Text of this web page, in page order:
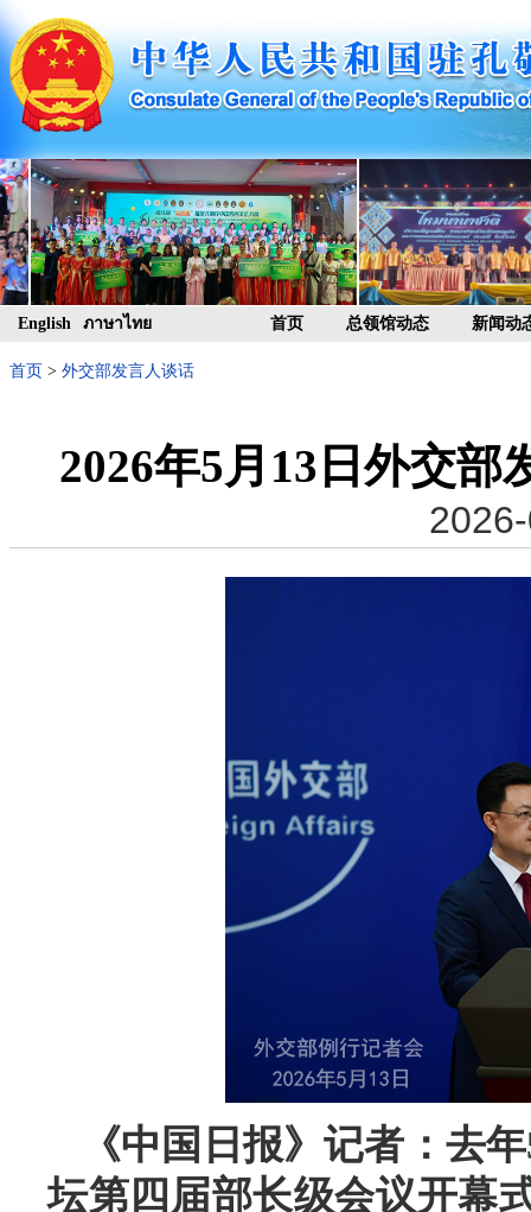
English ภาษาไทย 首页 总领馆动态 新闻动
首页 > 外交部发言人谈话
2026年5月13日外交
《中国日报》记者：去
坛第四届部长级会议开幕